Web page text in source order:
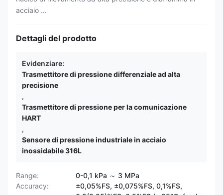
acciaio ...
Dettagli del prodotto
Evidenziare:
Trasmettitore di pressione differenziale ad alta
precisione
,
Trasmettitore di pressione per la comunicazione
HART
,
Sensore di pressione industriale in acciaio
inossidabile 316L
Range:
0-0,1 kPa ～ 3 MPa
Accuracy:
±0,05%FS, ±0,075%FS, 0,1%FS,